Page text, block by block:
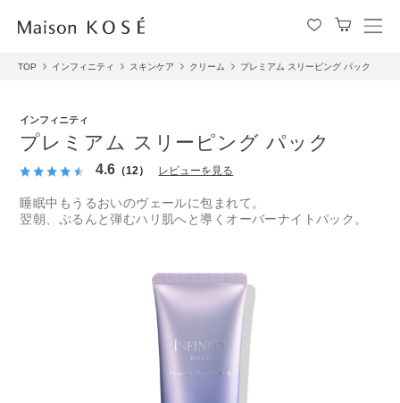
メ
TOP インフィニティ スキンケア クリーム プレミアム スリーピング パック
インフィニティ
プレミアム スリーピング パック
4.6 （12） レビューを見る
睡眠中もうるおいのヴェールに包まれて。
翌朝、ぷるんと弾むハリ肌へと導くオーバーナイトパック。